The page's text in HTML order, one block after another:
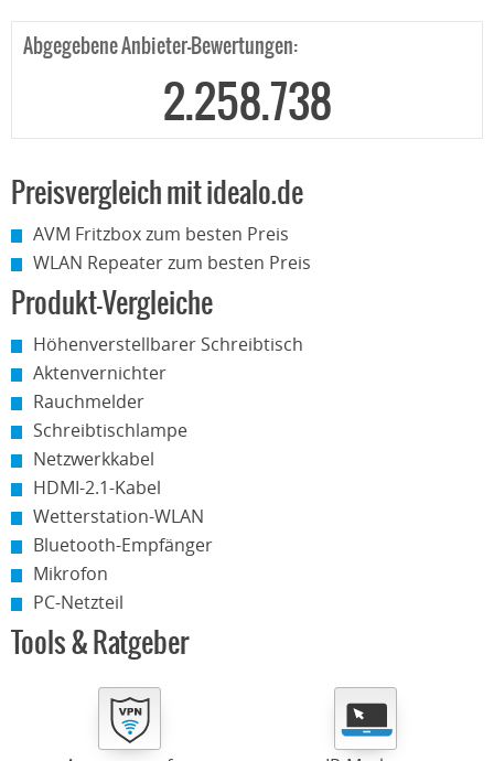
Abgegebene Anbieter-Bewertungen:
2.258.738
Preisvergleich mit idealo.de
AVM Fritzbox zum besten Preis
WLAN Repeater zum besten Preis
Produkt-Vergleiche
Höhenverstellbarer Schreibtisch
Aktenvernichter
Rauchmelder
Schreibtischlampe
Netzwerkkabel
HDMI-2.1-Kabel
Wetterstation-WLAN
Bluetooth-Empfänger
Mikrofon
PC-Netzteil
Tools & Ratgeber